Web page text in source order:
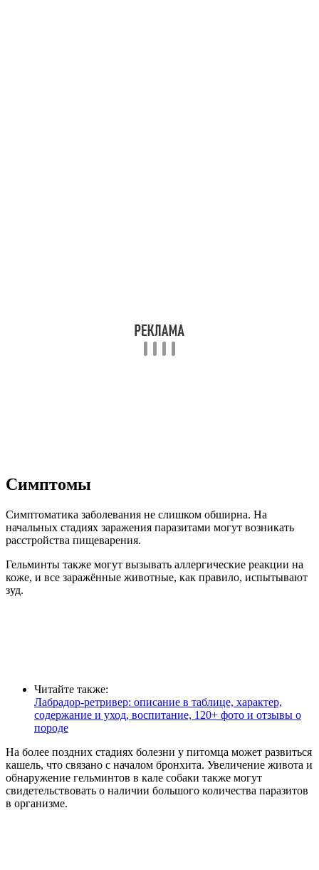
Симптомы
Симптоматика заболевания не слишком обширна. На
начальных стадиях заражения паразитами могут возникать
расстройства пищеварения.
Гельминты также могут вызывать аллергические реакции на
коже, и все заражённые животные, как правило, испытывают
зуд.
Читайте также:
Лабрадор-ретривер: описание в таблице, характер,
содержание и уход, воспитание, 120+ фото и отзывы о
породе
На более поздних стадиях болезни у питомца может развиться
кашель, что связано с началом бронхита. Увеличение живота и
обнаружение гельминтов в кале собаки также могут
свидетельствовать о наличии большого количества паразитов
в организме.